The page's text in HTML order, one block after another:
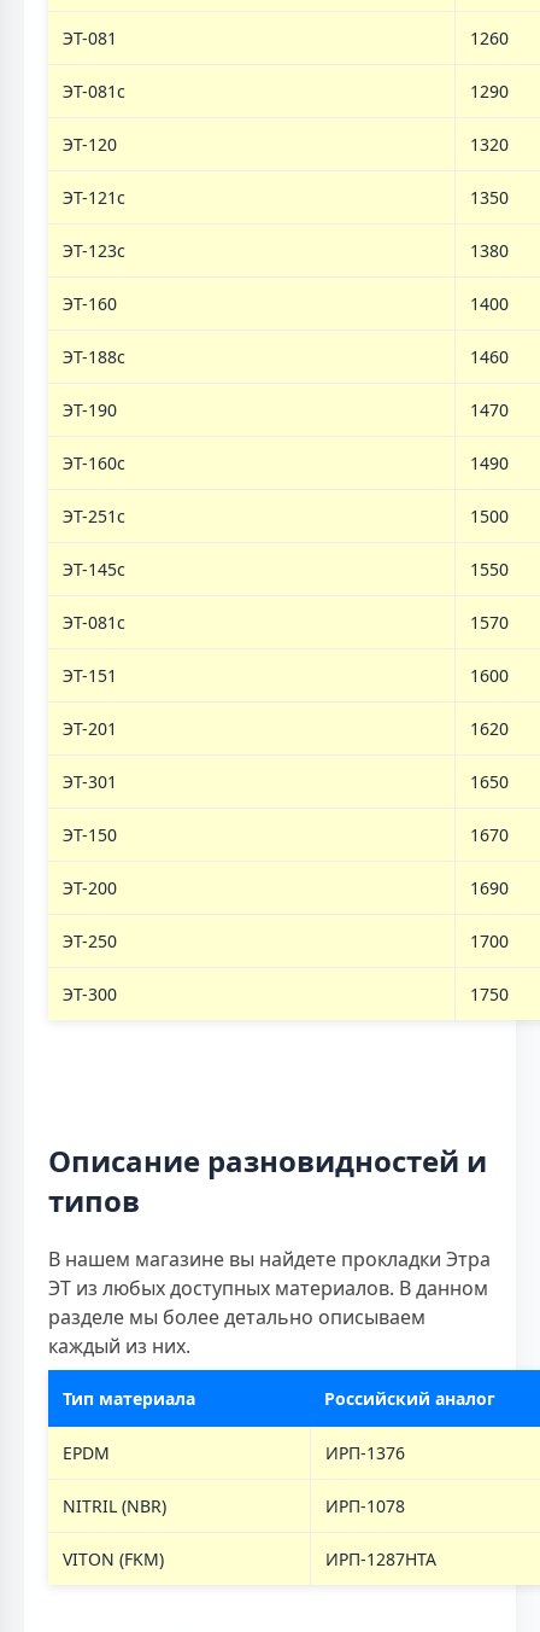
ЭТ-081 1260
ЭТ-081с 1290
ЭT-120 1320
ЭТ-121c 1350
ЭТ-123c 1380
ЭТ-160 1400
ЭТ-188с 1460
ЭТ-190 1470
ЭТ-160c 1490
ЭТ-251с 1500
ЭТ-145с 1550
ЭТ-081с 1570
ЭТ-151 1600
ЭТ-201 1620
ЭТ-301 1650
ЭТ-150 1670
ЭТ-200 1690
ЭТ-250 1700
ЭТ-300 1750
Описание разновидностей и
типов
В нашем магазине вы найдете прокладки Этра
ЭТ из любых доступных материалов. В данном
разделе мы более детально описываем
каждый из них.
Тип материала Российский аналог
EPDM ИРП-1376
NITRIL (NBR) ИРП-1078
VITON (FKM) ИРП-1287НТА